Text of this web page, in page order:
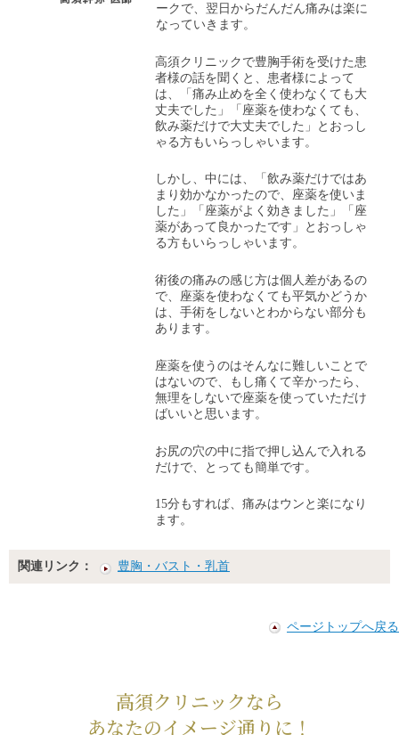
ークで、翌日からだんだん痛みは楽に
なっていきます。
高須クリニックで豊胸手術を受けた患
者様の話を聞くと、患者様によって
は、「痛み止めを全く使わなくても大
丈夫でした」「座薬を使わなくても、
飲み薬だけで大丈夫でした」とおっし
ゃる方もいらっしゃいます。
しかし、中には、「飲み薬だけではあ
まり効かなかったので、座薬を使いま
した」「座薬がよく効きました」「座
薬があって良かったです」とおっしゃ
る方もいらっしゃいます。
術後の痛みの感じ方は個人差があるの
で、座薬を使わなくても平気かどうか
は、手術をしないとわからない部分も
あります。
座薬を使うのはそんなに難しいことで
はないので、もし痛くて辛かったら、
無理をしないで座薬を使っていただけ
ばいいと思います。
お尻の穴の中に指で押し込んで入れる
だけで、とっても簡単です。
15分もすれば、痛みはウンと楽になり
ます。
関連リンク： 豊胸・バスト・乳首
ページトップへ戻る
高須クリニックなら
あなたのイメージ通りに！